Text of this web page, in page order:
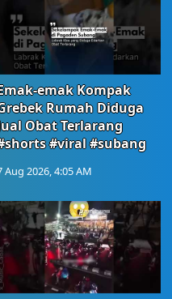
emak Kompak
Rumah Diduga
Obat Terlarang
#viral #subang
Aug 2026, 4:05 AM